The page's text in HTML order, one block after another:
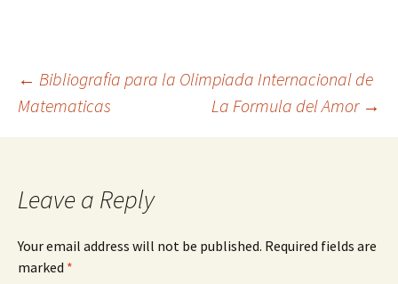
Post
navigation
← Bibliografia para la Olimpiada Internacional de
Matematicas
La Formula del Amor →
Leave a Reply
Your email address will not be published. Required fields are
marked *